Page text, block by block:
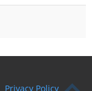
Privacy Policy